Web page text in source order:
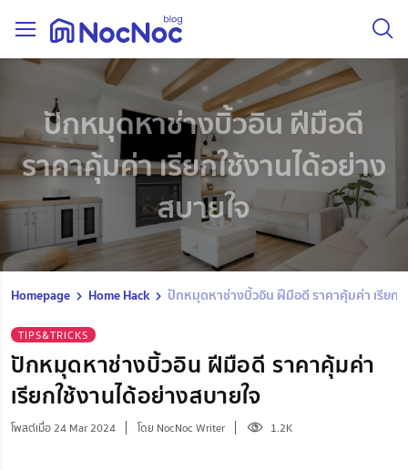
ปักหมุดหาช่างบิ้วอิน ฝีมือดี
ราคาคุ้มค่า เรียกใช้งานได้อย่าง
สบายใจ
Homepage Home Hack ปักหมุดหาช่างบิ้วอิน ฝีมือดี ราคาคุ้มค่า เรียกใ
TIPS&TRICKS
ปักหมุดหาช่างบิ้วอิน ฝีมือดี ราคาคุ้มค่า
เรียกใช้งานได้อย่างสบายใจ
โพสต์เมื่อ 24 Mar 2024 โดย NocNoc Writer 1.2K